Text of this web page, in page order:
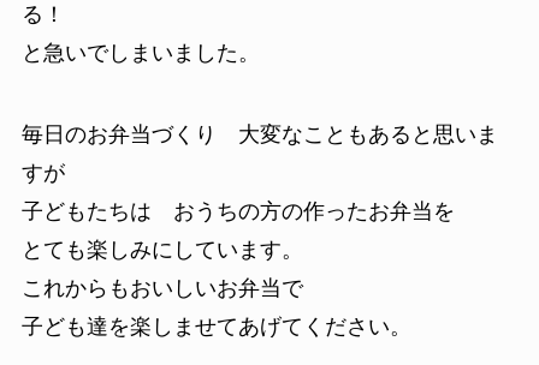
る！
と急いでしまいました。
毎日のお弁当づくり 大変なこともあると思いま
すが
子どもたちは おうちの方の作ったお弁当を
とても楽しみにしています。
これからもおいしいお弁当で
子ども達を楽しませてあげてください。